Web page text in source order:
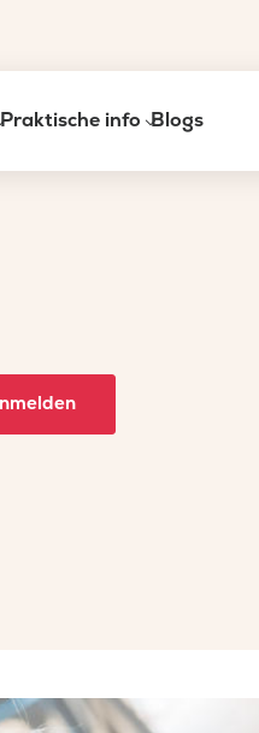
Praktische info Blogs